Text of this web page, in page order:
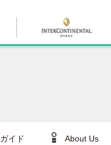
イド About Us